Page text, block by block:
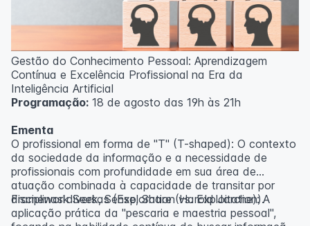
Gestão do Conhecimento Pessoal: Aprendizagem
Contínua e Excelência Profissional na Era da
Inteligência Artificial
Programação: 18 de agosto das 19h às 21h
Ementa
O profissional em forma de "T" (T-shaped): O contexto
da sociedade da informação e a necessidade de
profissionais com profundidade em sua área de
atuação combinada à capacidade de transitar por
disciplinas diversas (Exploration vs. Exploitation).
Framework Seek, Sense, Share (Harold Jarche): A
aplicação prática da "pescaria e maestria pessoal",